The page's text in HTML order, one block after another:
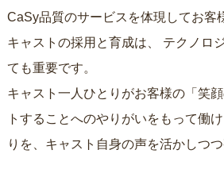
CaSy品質のサービスを体現してお客
キャストの採用と育成は、
ても重要です。
キャスト一人ひとりがお客様の「笑
トすることへのやりがいをもって働け
りを、キャスト自身の声を活かしつ